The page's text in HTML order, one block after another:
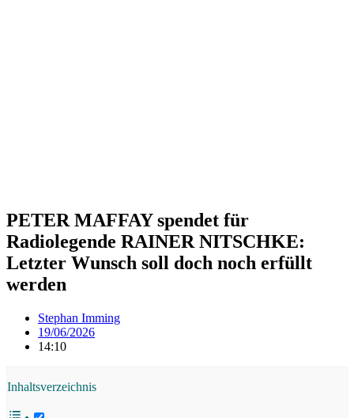
PETER MAFFAY spendet für
Radiolegende RAINER NITSCHKE:
Letzter Wunsch soll doch noch erfüllt
werden
Stephan Imming
19/06/2026
14:10
Inhaltsverzeichnis